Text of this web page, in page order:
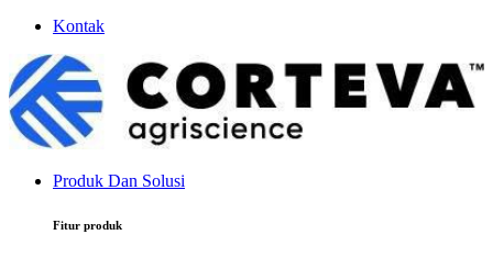
Kontak
Produk Dan Solusi
Fitur produk